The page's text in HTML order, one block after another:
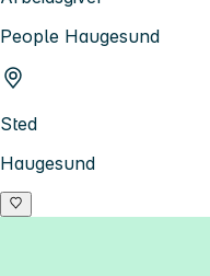
People Haugesund
Sted
Haugesund